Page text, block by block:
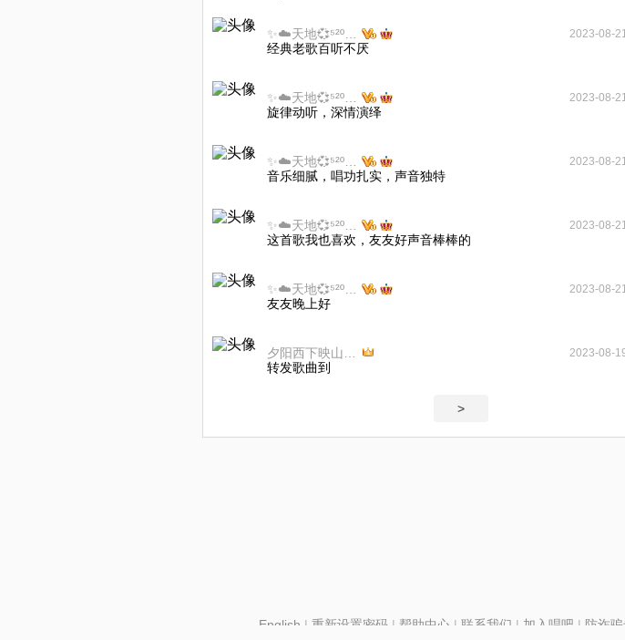
2023-08-21
经典老歌百听不厌
2023-08-21
旋律动听，深情演绎
2023-08-21
音乐细腻，唱功扎实，声音独特
2023-08-21
这首歌我也喜欢，友友好声音棒棒的
2023-08-21
友友晚上好
2023-08-
转发歌曲到
>
English | 重新设置密码| 帮助中心 | 联系我们 | 加入唱吧 | 防诈